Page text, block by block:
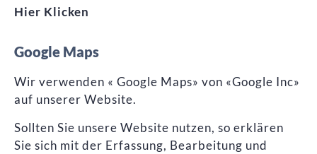
Hier Klicken
Google Maps
Wir verwenden « Google Maps» von «Google Inc»
auf unserer Website.
Sollten Sie unsere Website nutzen, so erklären
Sie sich mit der Erfassung, Bearbeitung und